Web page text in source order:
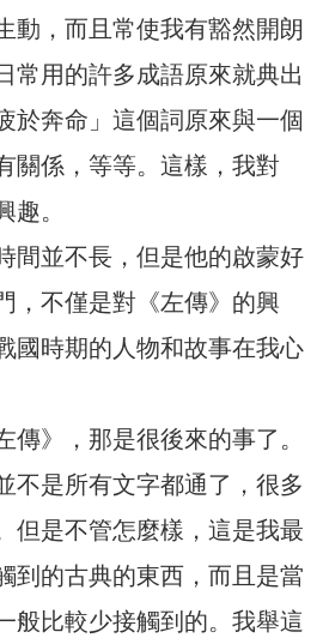
動，而且常使我有豁然開朗
常用的許多成語原來就典出
於奔命」這個詞原來與一個
關係，等等。這樣，我對
趣。
間並不長，但是他的啟蒙好
，不僅是對《左傳》的興
國時期的人物和故事在我心
傳》，那是很後來的事了。
不是所有文字都通了，很多
但是不管怎麼樣，這是我最
到的古典的東西，而且是當
般比較少接觸到的。我舉這